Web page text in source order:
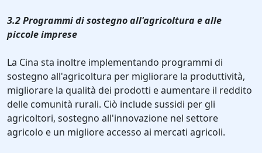
3.2 Programmi di sostegno all'agricoltura e alle
piccole imprese
La Cina sta inoltre implementando programmi di
sostegno all'agricoltura per migliorare la produttività,
migliorare la qualità dei prodotti e aumentare il reddito
delle comunità rurali. Ciò include sussidi per gli
agricoltori, sostegno all'innovazione nel settore
agricolo e un migliore accesso ai mercati agricoli.